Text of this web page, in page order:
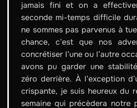
jamais fini et on a
seconde mi-temps difficile
ne sommes pas parvenus à
chance, c’est que nos
concrétiser l’une ou l’autre
avons pu garder une
zéro derrière. À l’exception
crispante, je suis heureux du
semaine qui précèdera notre